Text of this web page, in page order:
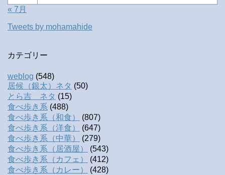
« 7月
Tweets by mohamahide
カテゴリー
weblog (548)
居候（銀太）ネタ (50)
とら吉 ネタ (15)
食べ歩き系 (488)
食べ歩き系（和食）
(807)
食べ歩き系（洋食）
(647)
食べ歩き系（中華）
(279)
食べ歩き系（居酒屋）
(543)
食べ歩き系（カフェ）
(412)
食べ歩き系（カレー）
(428)